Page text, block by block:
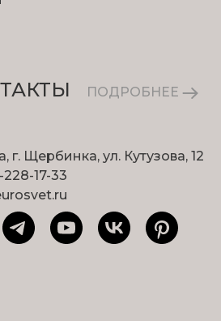
ПОДРОБНЕЕ
г. Щербинка, ул. Кутузова, 12
17-33